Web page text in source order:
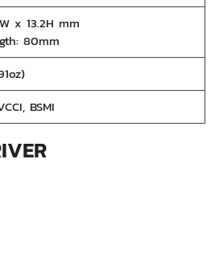
x 13.2H mm
80mm
BSMI